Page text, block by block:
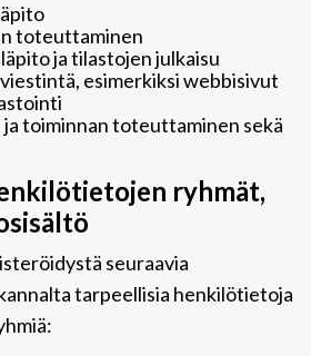
toteuttaminen
ja tilastojen julkaisu
esimerkiksi webbisivut
ja toiminnan toteuttaminen sekä
ryhmät,
seuraavia
tarpeellisia henkilötietoja